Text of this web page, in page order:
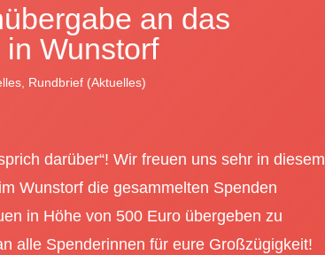
an das
Wunstorf
Rundbrief (Aktuelles)
darüber“! Wir freuen uns sehr in diesem
Wunstorf die gesammelten Spenden
in Höhe von 500 Euro übergeben zu
alle Spenderinnen für eure Großzügigkeit!